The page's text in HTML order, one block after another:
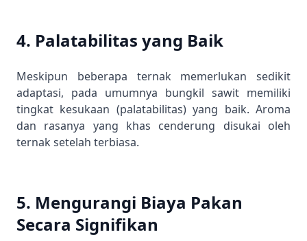
4. Palatabilitas yang Baik
Meskipun beberapa ternak memerlukan sedikit
adaptasi, pada umumnya bungkil sawit memiliki
tingkat kesukaan (palatabilitas) yang baik. Aroma
dan rasanya yang khas cenderung disukai oleh
ternak setelah terbiasa.
5. Mengurangi Biaya Pakan
Secara Signifikan